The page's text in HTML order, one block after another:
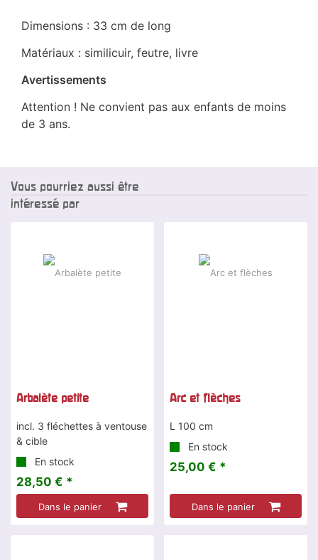
Dimensions : 33 cm de long
Matériaux : similicuir, feutre, livre
Avertissements
Attention ! Ne convient pas aux enfants de moins
de 3 ans.
Vous pourriez aussi être
intéressé par
Arbalète petite
incl. 3 fléchettes à ventouse
& cible
En stock
28,50 € *
Dans le panier
Arc et flèches
L 100 cm
En stock
25,00 € *
Dans le panier